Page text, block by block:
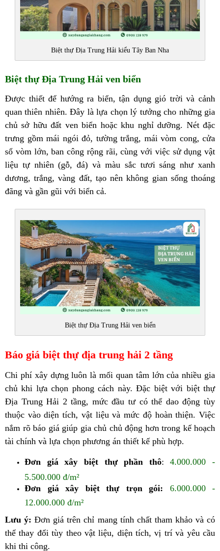
Biệt thự Địa Trung Hải kiểu Tây Ban Nha
Biệt thự Địa Trung Hải ven biển
Được thiết để hướng ra biển, tận dụng gió trời và cảnh
quan thiên nhiên. Đây là lựa chọn lý tưởng cho những gia
chủ sở hữu đất ven biển hoặc khu nghỉ dưỡng. Nét đặc
trưng gồm mái ngói đỏ, tường trắng, mái vòm cong, cửa
sổ vòm lớn, ban công rộng rãi, cùng với việc sử dụng vật
liệu tự nhiên (gỗ, đá) và màu sắc tươi sáng như xanh
dương, trắng, vàng đất, tạo nên không gian sống thoáng
đãng và gần gũi với biển cả.
Biệt thự Địa Trung Hải ven biển
Báo giá biệt thự địa trung hải 2 tầng
Chi phí xây dựng luôn là mối quan tâm lớn của nhiều gia
chủ khi lựa chọn phong cách này. Đặc biệt với biệt thự
Địa Trung Hải 2 tầng, mức đầu tư có thể dao động tùy
thuộc vào diện tích, vật liệu và mức độ hoàn thiện. Việc
nắm rõ báo giá giúp gia chủ chủ động hơn trong kế hoạch
tài chính và lựa chọn phương án thiết kế phù hợp.
Đơn giá xây biệt thự phần thô: 4.000.000 -
5.500.000 đ/m²
Đơn giá xây biệt thự trọn gói: 6.000.000 -
12.000.000 đ/m²
Lưu ý:Đơn giá trên chỉ mang tính chất tham khảo và có
thể thay đổi tùy theo vật liệu, diện tích, vị trí và yêu cầu
khi thi công.